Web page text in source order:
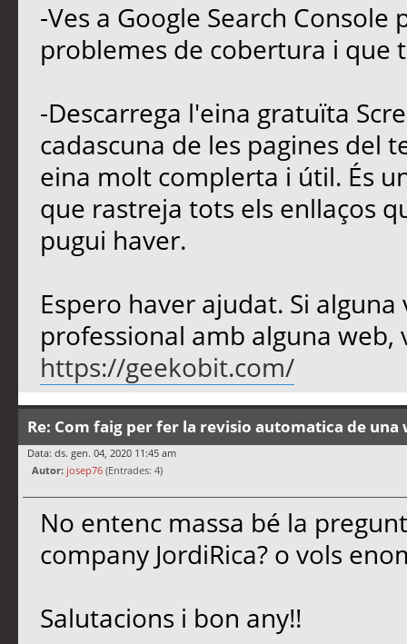
-Ves a Google Search
problemes de cobertura i que
-Descarrega l'eina gratuïta
cadascuna de les pagines del
eina molt complerta i útil. És
que rastreja tots els enllaços
pugui haver.
Espero haver ajudat. Si
professional amb alguna web,
https://geekobit.com/
Re: Com faig per fer la revisio automatica de una
Data: ds. gen. 04, 2020 11:45 am
Autor: josep76 (Entrades: 4)
No entenc massa bé la
company JordiRica? o vols
Salutacions i bon any!!